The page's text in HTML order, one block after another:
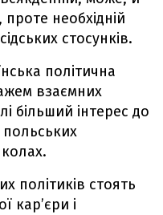
проте необхідній
стосунків.
політична
взаємних
більший інтерес до
польських
політиків стоять
кар’єри і